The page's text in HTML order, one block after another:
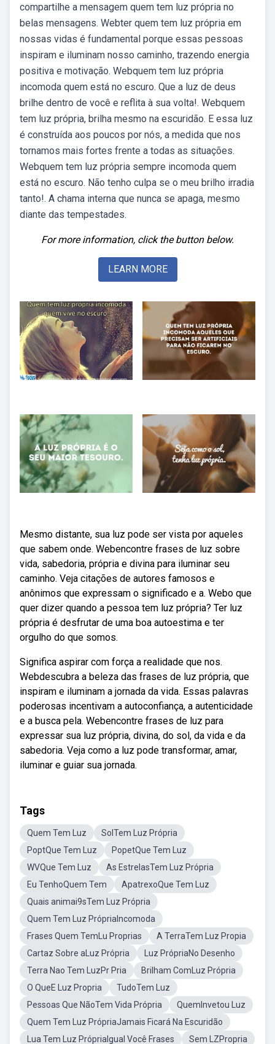
compartilhe a mensagem quem tem luz própria no
belas mensagens. Webter quem tem luz própria em
nossas vidas é fundamental porque essas pessoas
inspiram e iluminam nosso caminho, trazendo energia
positiva e motivação. Webquem tem luz própria
incomoda quem está no escuro. Que a luz de deus
brilhe dentro de você e reflita à sua volta!. Webquem
tem luz própria, brilha mesmo na escuridão. E essa luz
é construída aos poucos por nós, a medida que nos
tornamos mais fortes frente a todas as situações.
Webquem tem luz própria sempre incomoda quem
está no escuro. Não tenho culpa se o meu brilho irradia
tanto!. A chama interna que nunca se apaga, mesmo
diante das tempestades.
For more information, click the button below.
LEARN MORE
Mesmo distante, sua luz pode ser vista por aqueles
que sabem onde. Webencontre frases de luz sobre
vida, sabedoria, própria e divina para iluminar seu
caminho. Veja citações de autores famosos e
anônimos que expressam o significado e a. Webo que
quer dizer quando a pessoa tem luz própria? Ter luz
própria é desfrutar de uma boa autoestima e ter
orgulho do que somos.
Significa aspirar com força a realidade que nos.
Webdescubra a beleza das frases de luz própria, que
inspiram e iluminam a jornada da vida. Essas palavras
poderosas incentivam a autoconfiança, a autenticidade
e a busca pela. Webencontre frases de luz para
expressar sua luz própria, divina, do sol, da vida e da
sabedoria. Veja como a luz pode transformar, amar,
iluminar e guiar sua jornada.
Tags
Quem Tem Luz
SolTem Luz Própria
PoptQue Tem Luz
PopetQue Tem Luz
WVQue Tem Luz
As EstrelasTem Luz Própria
Eu TenhoQuem Tem
ApatrexoQue Tem Luz
Quais animai9sTem Luz Própria
Quem Tem Luz PrópriaIncomoda
Frases Quem TemLu Proprias
A TerraTem Luz Propia
Cartaz Sobre aLuz Própria
Luz PrópriaNo Desenho
Terra Nao Tem LuzPr Pria
Brilham ComLuz Própria
O QueE Luz Propria
TudoTem Luz
Pessoas Que NãoTem Vida Própria
QuemInvetou Luz
Quem Tem Luz PrópriaJamais Ficará Na Escuridão
Lua Tem Luz PrópriaIgual Você Frases
Sem LZPropria